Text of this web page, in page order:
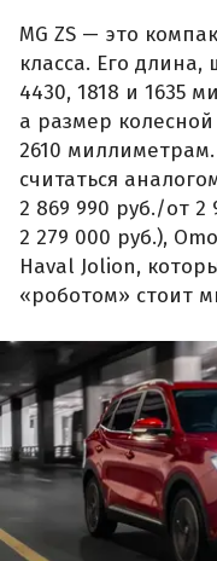
MG ZS — это
класса. Его
4430, 1818 и 1635
а размер
2610
считаться
2 869 990 руб./от 2
2 279 000 руб.),
Haval Jolion,
«роботом» стоит